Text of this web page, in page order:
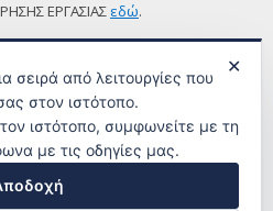
ΕΡΓΑΣΙΑΣ εδώ.
ΟΡΟΙ ΧΡΗΣΗΣ
✕
σειρά από λειτουργίες που
στον ιστότοπο.
ιστότοπο, συμφωνείτε με τη
με τις οδηγίες μας.